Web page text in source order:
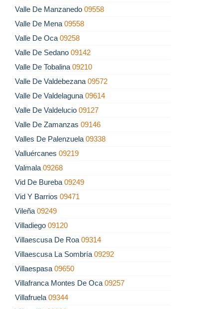
Valle De Manzanedo 09558
Valle De Mena 09558
Valle De Oca 09258
Valle De Sedano 09142
Valle De Tobalina 09210
Valle De Valdebezana 09572
Valle De Valdelaguna 09614
Valle De Valdelucio 09127
Valle De Zamanzas 09146
Valles De Palenzuela 09338
Valluércanes 09219
Valmala 09268
Vid De Bureba 09249
Vid Y Barrios 09471
Vileña 09249
Villadiego 09120
Villaescusa De Roa 09314
Villaescusa La Sombría 09292
Villaespasa 09650
Villafranca Montes De Oca 09257
Villafruela 09344